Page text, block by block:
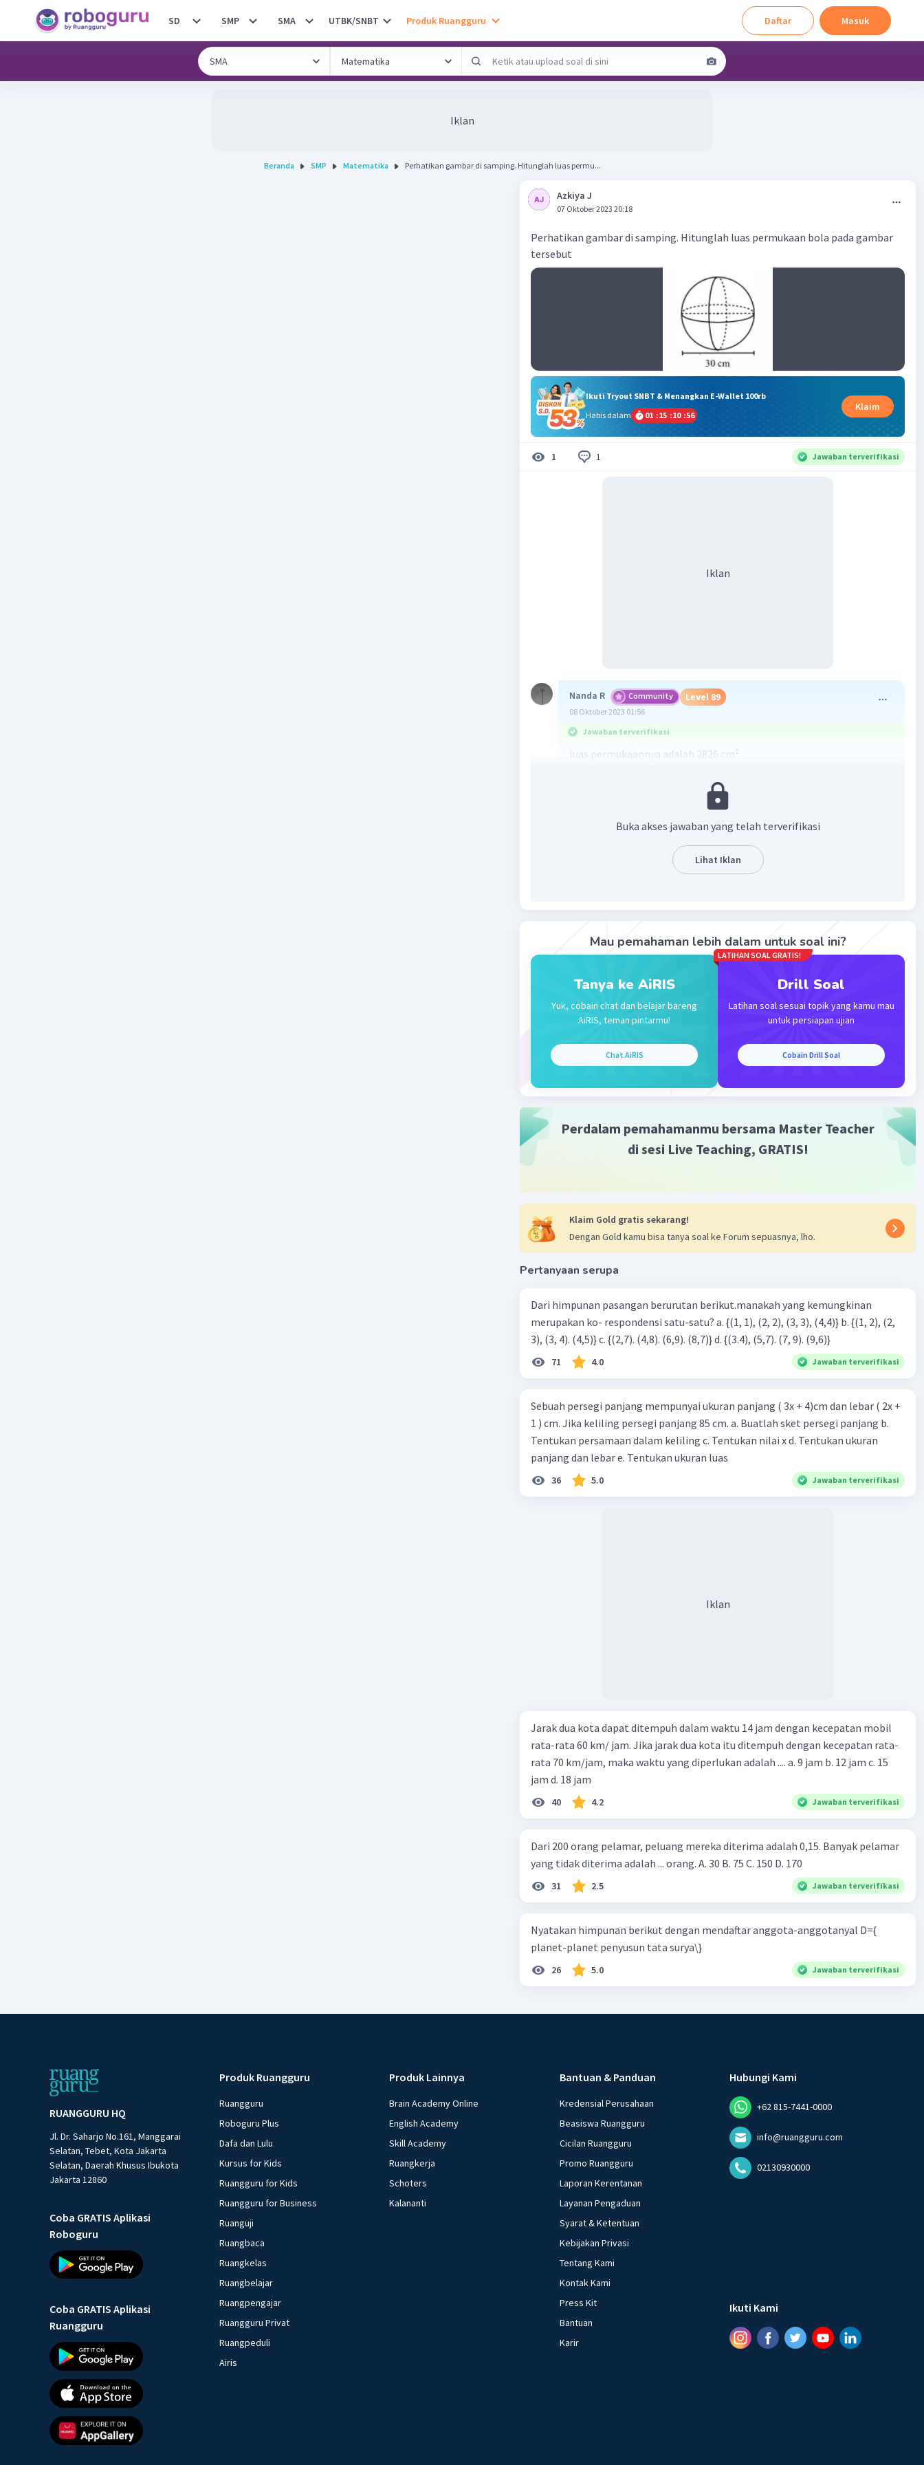
SD SMP SMA UTBK/SNBT Produk Ruangguru Daftar Masuk
Iklan
Beranda SMP Matematika Perhatikan gambar di samping. Hitunglah luas permu...
Azkiya J
07 Oktober 2023 20:18
Perhatikan gambar di samping. Hitunglah luas permukaan bola pada gambar
tersebut
Ikuti Tryout SNBT & Menangkan E-Wallet 100rb
Habis dalam
01 :15 :10 :55
Klaim
1 1 Jawaban terverifikasi
Iklan
Nanda R Community Level 89
08 Oktober 2023 01:56
Jawaban terverifikasi
luas permukaannya adalah 2826 cm².
Luas permukaan bola = 4πr²
Buka akses jawaban yang telah terverifikasi
Lihat Iklan
Mau pemahaman lebih dalam untuk soal ini?
Tanya ke AiRIS
Yuk, cobain chat dan belajar bareng
AiRIS, teman pintarmu!
Chat AiRIS
LATIHAN SOAL GRATIS!
Drill Soal
Latihan soal sesuai topik yang kamu mau
untuk persiapan ujian
Cobain Drill Soal
Perdalam pemahamanmu bersama Master Teacher
di sesi Live Teaching, GRATIS!
Klaim Gold gratis sekarang!
Dengan Gold kamu bisa tanya soal ke Forum sepuasnya, lho.
Pertanyaan serupa
Dari himpunan pasangan berurutan berikut.manakah yang kemungkinan
merupakan ko- respondensi satu-satu? a. {(1, 1), (2, 2), (3, 3), (4,4)} b. {(1, 2), (2,
3), (3, 4). (4,5)} c. {(2,7). (4,8). (6,9). (8,7)} d. {(3.4), (5,7). (7, 9). (9,6)}
71 4.0 Jawaban terverifikasi
Sebuah persegi panjang mempunyai ukuran panjang ( 3x + 4)cm dan lebar ( 2x +
1 ) cm. Jika keliling persegi panjang 85 cm. a. Buatlah sket persegi panjang b.
Tentukan persamaan dalam keliling c. Tentukan nilai x d. Tentukan ukuran
panjang dan lebar e. Tentukan ukuran luas
36 5.0 Jawaban terverifikasi
Iklan
Jarak dua kota dapat ditempuh dalam waktu 14 jam dengan kecepatan mobil
rata-rata 60 km/ jam. Jika jarak dua kota itu ditempuh dengan kecepatan rata-
rata 70 km/jam, maka waktu yang diperlukan adalah .... a. 9 jam b. 12 jam c. 15
jam d. 18 jam
40 4.2 Jawaban terverifikasi
Dari 200 orang pelamar, peluang mereka diterima adalah 0,15. Banyak pelamar
yang tidak diterima adalah ... orang. A. 30 B. 75 C. 150 D. 170
31 2.5 Jawaban terverifikasi
Nyatakan himpunan berikut dengan mendaftar anggota-anggotanyal D={
planet-planet penyusun tata surya\}
26 5.0 Jawaban terverifikasi
RUANGGURU HQ
Jl. Dr. Saharjo No.161, Manggarai
Selatan, Tebet, Kota Jakarta
Selatan, Daerah Khusus Ibukota
Jakarta 12860
Coba GRATIS Aplikasi
Roboguru
Coba GRATIS Aplikasi
Ruangguru
Produk Ruangguru
Ruangguru
Roboguru Plus
Dafa dan Lulu
Kursus for Kids
Ruangguru for Kids
Ruangguru for Business
Ruanguji
Ruangbaca
Ruangkelas
Ruangbelajar
Ruangpengajar
Ruangguru Privat
Ruangpeduli
Airis
Produk Lainnya
Brain Academy Online
English Academy
Skill Academy
Ruangkerja
Schoters
Kalananti
Bantuan & Panduan
Kredensial Perusahaan
Beasiswa Ruangguru
Cicilan Ruangguru
Promo Ruangguru
Laporan Kerentanan
Layanan Pengaduan
Syarat & Ketentuan
Kebijakan Privasi
Tentang Kami
Kontak Kami
Press Kit
Bantuan
Karir
Hubungi Kami
+62 815-7441-0000
info@ruangguru.com
02130930000
Ikuti Kami